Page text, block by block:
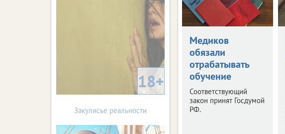
Медиков
обязали
отрабатывать
обучение
Соответствующий
закон принят Госдумой
РФ.
18+
Закулисье реальности